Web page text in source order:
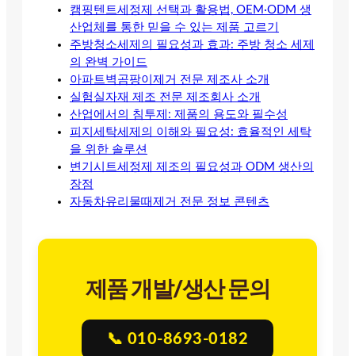
캠핑텐트세정제 선택과 활용법, OEM·ODM 생
산업체를 통한 믿을 수 있는 제품 고르기
주방청소세제의 필요성과 효과: 주방 청소 세제
의 완벽 가이드
아파트벽곰팡이제거 전문 제조사 소개
실험실자재 제조 전문 제조회사 소개
산업에서의 침투제: 제품의 용도와 필수성
피지세탁세제의 이해와 필요성: 효율적인 세탁
을 위한 솔루션
변기시트세정제 제조의 필요성과 ODM 생산의
장점
자동차유리물때제거 전문 정보 콘텐츠
제품 개발/생산 문의
📞 010-8693-0182